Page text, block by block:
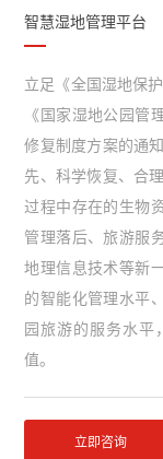
智慧湿地管理平台
立足《全国湿地保
《国家湿地公园管
修复制度方案的通
先、科学恢复、合
过程中存在的生物
管理落后、旅游服
地理信息技术等新
的智能化管理水平
园旅游的服务水平
值。
立即咨询